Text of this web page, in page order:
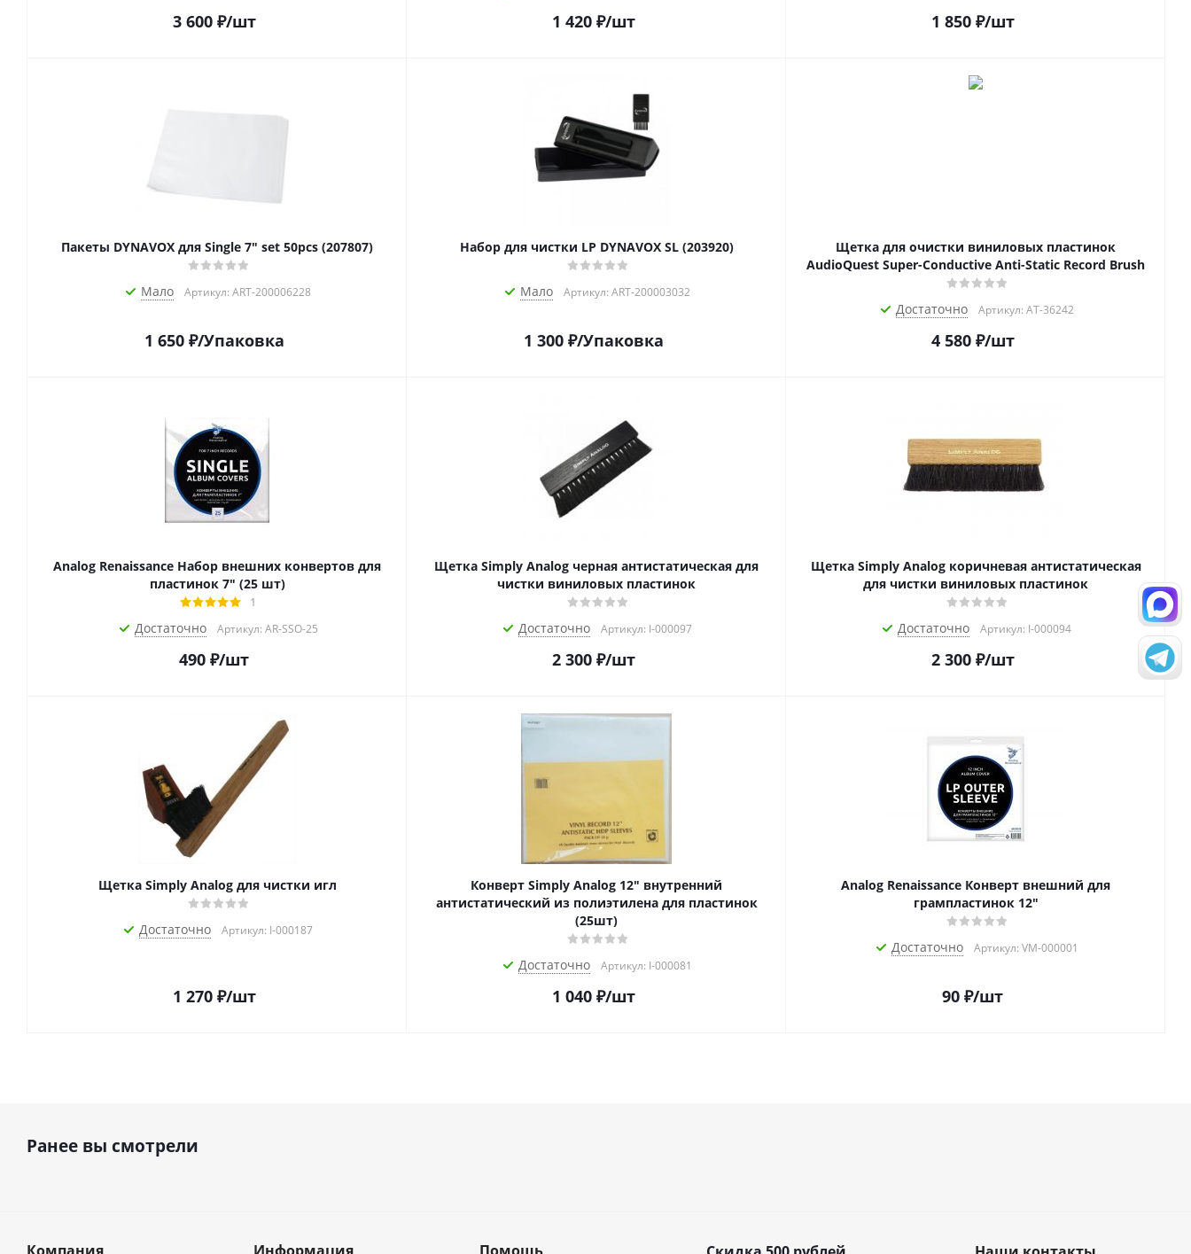
3 600₽/шт 1 420₽/шт 1 850₽/шт
Пакеты DYNAVOX для Single 7" set 50pcs (207807)
Мало Артикул: ART-200006228
1 650₽/Упаковка
Набор для чистки LP DYNAVOX SL (203920)
Мало Артикул: ART-200003032
1 300₽/Упаковка
Щетка для очистки виниловых пластинок
AudioQuest Super-Conductive Anti-Static Record Brush
Достаточно Артикул: AT-36242
4 580₽/шт
Analog Renaissance Набор внешних конвертов для
пластинок 7" (25 шт)
1
Достаточно Артикул: AR-SSO-25
490 ₽/шт
Щетка Simply Analog черная антистатическая для
чистки виниловых пластинок
Достаточно Артикул: I-000097
2 300₽/шт
Щетка Simply Analog коричневая антистатическая
для чистки виниловых пластинок
Достаточно Артикул: I-000094
2 300₽/шт
Щетка Simply Analog для чистки игл
Достаточно Артикул: I-000187
1 270₽/шт
Конверт Simply Analog 12" внутренний
антистатический из полиэтилена для пластинок
(25шт)
Достаточно Артикул: I-000081
1 040₽/шт
Analog Renaissance Конверт внешний для
грампластинок 12"
Достаточно Артикул: VM-000001
90 ₽/шт
Ранее вы смотрели